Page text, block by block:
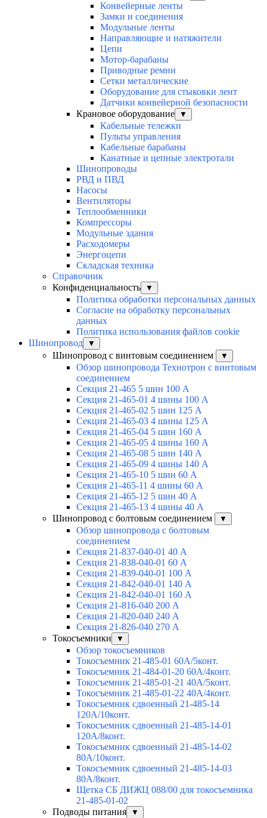
Конвейерные ленты
Замки и соединения
Модульные ленты
Направляющие и натяжители
Цепи
Мотор-барабаны
Приводные ремни
Сетки металлические
Оборудование для стыковки лент
Датчики конвейерной безопасности
Крановое оборудование
▼
Кабельные тележки
Пульты управления
Кабельные барабаны
Канатные и цепные электротали
Шинопроводы
РВД и ПВД
Насосы
Вентиляторы
Теплообменники
Компрессоры
Модульные здания
Расходомеры
Энергоцепи
Складская техника
Справочник
Конфиденциальность
▼
Политика обработки персональных данных
Согласие на обработку персональных
данных
Политика использования файлов cookie
Шинопровод
▼
Шинопровод с винтовым соединением ▼
Обзор шинопровода Технотрон с винтовым
соединением
Секция 21-465 5 шин 100 А
Секция 21-465-01 4 шины 100 А
Секция 21-465-02 5 шин 125 А
Секция 21-465-03 4 шины 125 А
Секция 21-465-04 5 шин 160 А
Секция 21-465-05 4 шины 160 А
Секция 21-465-08 5 шин 140 А
Секция 21-465-09 4 шины 140 А
Секция 21-465-10 5 шин 60 А
Секция 21-465-11 4 шины 60 А
Секция 21-465-12 5 шин 40 А
Секция 21-465-13 4 шины 40 А
Шинопровод с болтовым соединением
▼
Обзор шинопровода с болтовым
соединением
Секция 21-837-040-01 40 А
Секция 21-838-040-01 60 А
Секция 21-839-040-01 100 А
Секция 21-842-040-01 140 А
Секция 21-842-040-01 160 А
Секция 21-816-040 200 А
Секция 21-820-040 240 А
Секция 21-826-040 270 А
Токосъемники
▼
Обзор токосъемников
Токосъемник 21-485-01 60А/5конт.
Токосъемник 21-484-01-20 60А/4конт.
Токосъемник 21-485-01-21 40А/5конт.
Токосъемник 21-485-01-22 40А/4конт.
Токосъемник сдвоенный 21-485-14
120А/10конт.
Токосъемник сдвоенный 21-485-14-01
120А/8конт.
Токосъемник сдвоенный 21-485-14-02
80А/10конт.
Токосъемник сдвоенный 21-485-14-03
80А/8конт.
Щетка СБ ДИЖЦ 088/00 для токосъемника
21-485-01-02
Подводы питания
▼